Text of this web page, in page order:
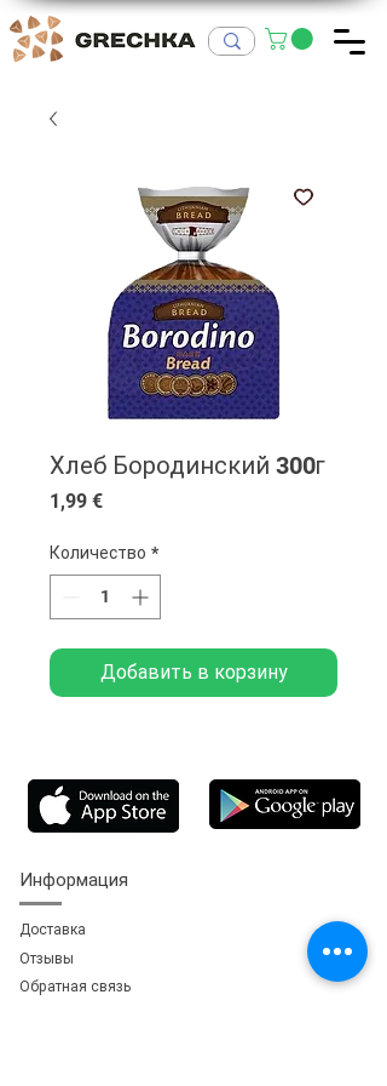
Хлеб Бородинский 300г
1,99 €Цена
Количество *
Добавить в корзину
Информация
Доставка
Отзывы
Обратная связь